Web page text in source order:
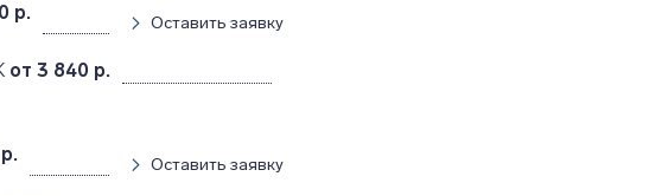
р. Оставить заявку
от 3 840 р.
Оставить заявку